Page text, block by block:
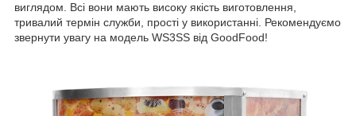
виглядом. Всі вони мають високу якість виготовлення,
тривалий термін служби, прості у використанні. Рекомендуємо
звернути увагу на модель WS3SS від GoodFood!